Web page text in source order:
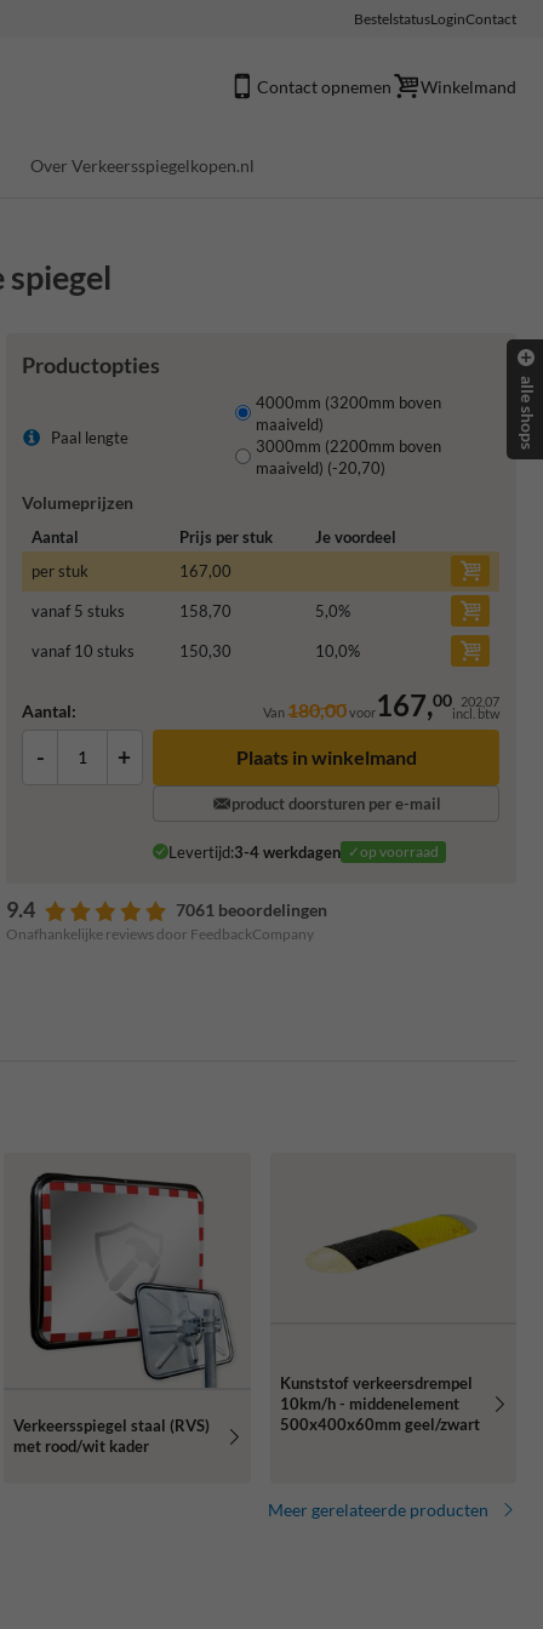
BestelstatusLoginContact
Contact opnemen Winkelmand
Over Verkeersspiegelkopen.nl
spiegel
Productopties
Paal lengte
4000mm (3200mm boven
maaiveld)
3000mm (2200mm boven
maaiveld) (-20,70)
Volumeprijzen
Aantal Prijs per stuk
Je voordeel
per stuk
167,00
vanaf 5 stuks 158,70 5,0%
vanaf 10 stuks 150,30 10,0%
Aantal: Van180,00voor167,00 202,07
incl. btw
- + Plaats in winkelmand
product doorsturen per e-mail
Levertijd:3-4 werkdagen ✓op voorraad
9.4 7061 beoordelingen
Onafhankelijke reviews door FeedbackCompany
Verkeersspiegel staal (RVS)
met rood/wit kader
Kunststof verkeersdrempel
10km/h - middenelement
500x400x60mm geel/zwart
Meer gerelateerde producten
alle shops